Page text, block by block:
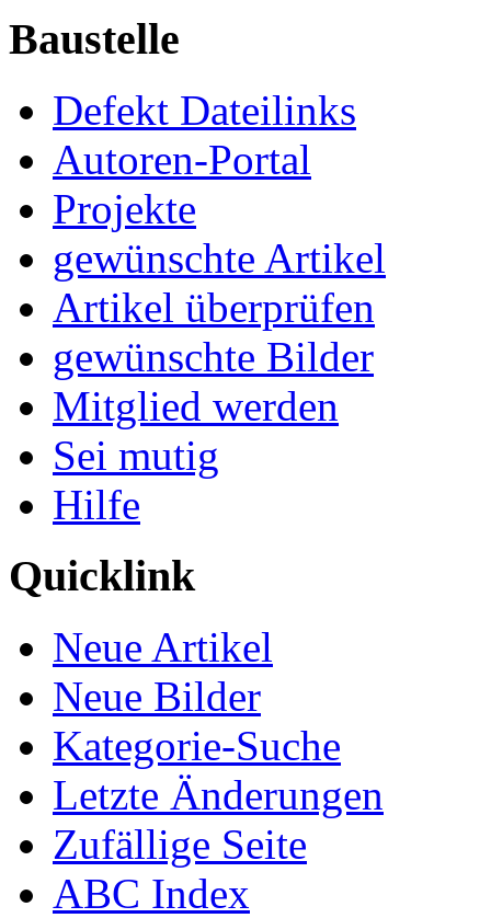
Baustelle
Defekt Dateilinks
Autoren-Portal
Projekte
gewünschte Artikel
Artikel überprüfen
gewünschte Bilder
Mitglied werden
Sei mutig
Hilfe
Quicklink
Neue Artikel
Neue Bilder
Kategorie-Suche
Letzte Änderungen
Zufällige Seite
ABC Index